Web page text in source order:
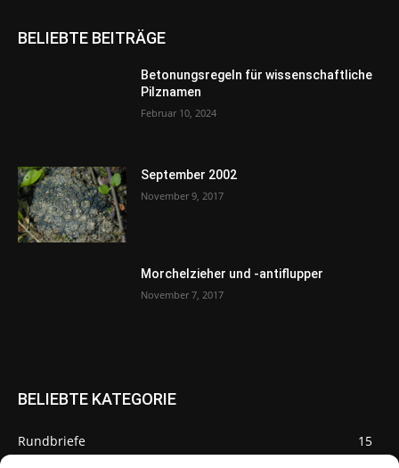
BELIEBTE BEITRÄGE
Betonungsregeln für wissenschaftliche
Pilznamen
Februar 10, 2024
September 2002
November 9, 2017
Morchelzieher und -antiflupper
November 7, 2017
BELIEBTE KATEGORIE
Rundbriefe
15